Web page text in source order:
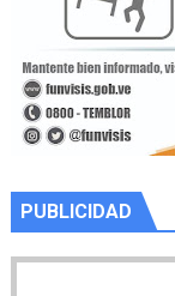
PUBLICIDAD